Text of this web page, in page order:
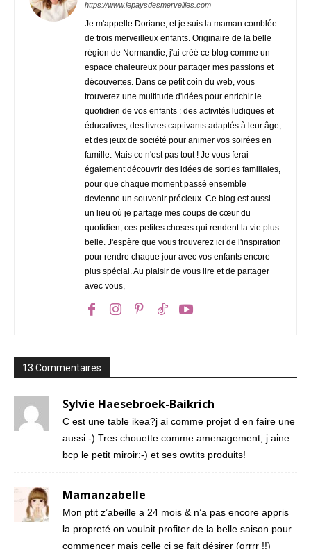
https://www.lepaysdesmerveilles.com
Je m'appelle Doriane, et je suis la maman comblée
de trois merveilleux enfants. Originaire de la belle
région de Normandie, j'ai créé ce blog comme un
espace chaleureux pour partager mes passions et
découvertes. Dans ce petit coin du web, vous
trouverez une multitude d'idées pour enrichir le
quotidien de vos enfants : des activités ludiques et
éducatives, des livres captivants adaptés à leur âge,
et des jeux de société pour animer vos soirées en
famille. Mais ce n'est pas tout ! Je vous ferai
également découvrir des idées de sorties familiales,
pour que chaque moment passé ensemble
devienne un souvenir précieux. Ce blog est aussi
un lieu où je partage mes coups de cœur du
quotidien, ces petites choses qui rendent la vie plus
belle. J'espère que vous trouverez ici de l'inspiration
pour rendre chaque jour avec vos enfants encore
plus spécial. Au plaisir de vous lire et de partager
avec vous,
13 Commentaires
Sylvie Haesebroek-Baikrich
C est une table ikea?j ai comme projet d en faire une
aussi:-) Tres chouette comme amenagement, j aine
bcp le petit miroir:-) et ses owtits produits!
Mamanzabelle
Mon ptit z’abeille a 24 mois & n’a pas encore appris
la propreté on voulait profiter de la belle saison pour
commencer mais celle ci se fait désirer (grrrr !!)